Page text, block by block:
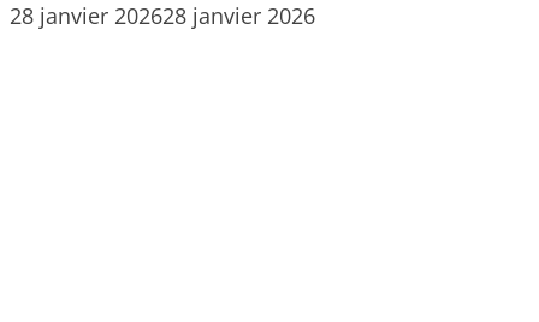
28 janvier 202628 janvier 2026